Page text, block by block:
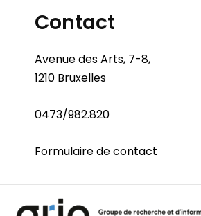
Contact
Avenue des Arts, 7-8,
1210 Bruxelles
0473/982.820
Formulaire de contact